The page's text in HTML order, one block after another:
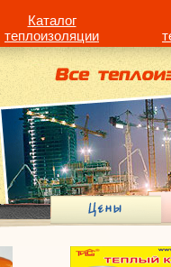
Каталог
теплоизоляции